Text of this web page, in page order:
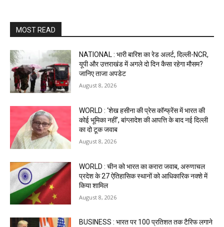
MOST READ
NATIONAL : भारी बारिश का रेड अलर्ट, दिल्ली-NCR,
यूपी और उत्तराखंड में अगले दो दिन कैसा रहेगा मौसम?
जानिए ताजा अपडेट
August 8, 2026
WORLD : ‘शेख हसीना की प्रेस कॉन्फ्रेंस में भारत की
कोई भूमिका नहीं’, बांग्लादेश की आपत्ति के बाद नई दिल्ली
का दो टूक जवाब
August 8, 2026
WORLD : चीन को भारत का करारा जवाब, अरुणाचल
प्रदेश के 27 ऐतिहासिक स्थानों को आधिकारिक नक्शे में
किया शामिल
August 8, 2026
BUSINESS : भारत पर 100 प्रतिशत तक टैरिफ लगाने